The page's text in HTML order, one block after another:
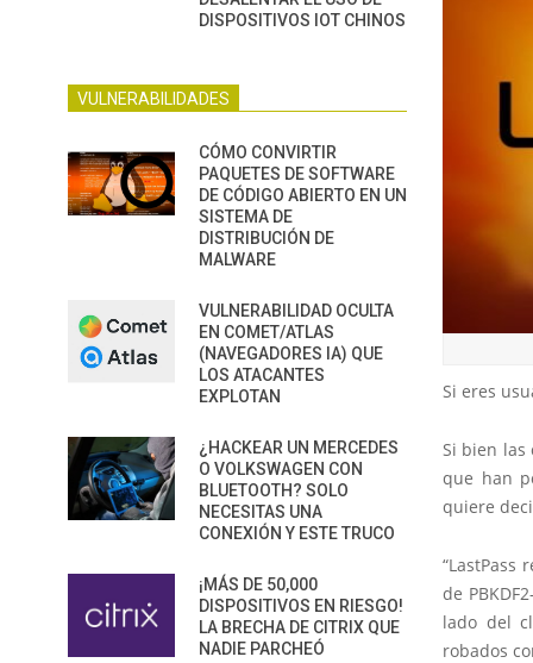
Si eres
Si bien las
que han
quiere
“LastPass
de
lado del
robados
DISPOSITIVOS IOT CHINOS
VULNERABILIDADES
CÓMO CONVIRTIR
PAQUETES DE SOFTWARE
DE CÓDIGO ABIERTO EN UN
SISTEMA DE
DISTRIBUCIÓN DE
MALWARE
VULNERABILIDAD OCULTA
EN COMET/ATLAS
(NAVEGADORES IA) QUE
LOS ATACANTES
EXPLOTAN
¿HACKEAR UN MERCEDES
O VOLKSWAGEN CON
BLUETOOTH? SOLO
NECESITAS UNA
CONEXIÓN Y ESTE TRUCO
¡MÁS DE 50,000
DISPOSITIVOS EN RIESGO!
LA BRECHA DE CITRIX QUE
NADIE PARCHEÓ